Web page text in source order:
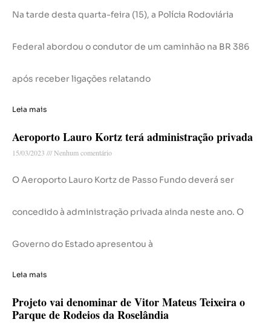
Na tarde desta quarta-feira (15), a Polícia Rodoviária
Federal abordou o condutor de um caminhão na BR 386
após receber ligações relatando
Leia mais
Aeroporto Lauro Kortz terá administração privada
15/03/2023 Nenhum comentário
O Aeroporto Lauro Kortz de Passo Fundo deverá ser
concedido à administração privada ainda neste ano. O
Governo do Estado apresentou à
Leia mais
Projeto vai denominar de Vitor Mateus Teixeira o
Parque de Rodeios da Roselândia